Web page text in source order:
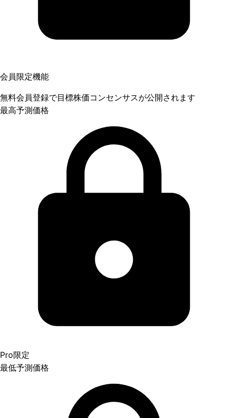
会員限定機能
無料会員登録で目標株価コンセンサスが公開されます
最高予測価格
Pro限定
最低予測価格